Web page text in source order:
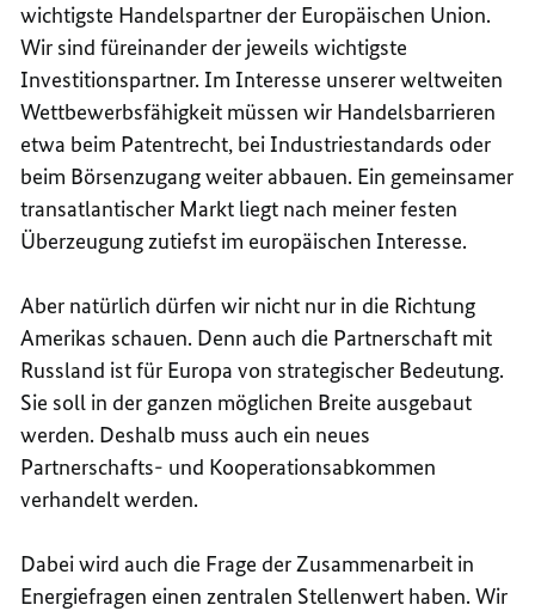
wichtigste Handelspartner der Europäischen Union.
Wir sind füreinander der jeweils wichtigste
Investitionspartner. Im Interesse unserer weltweiten
Wettbewerbsfähigkeit müssen wir Handelsbarrieren
etwa beim Patentrecht, bei Industriestandards oder
beim Börsenzugang weiter abbauen. Ein gemeinsamer
transatlantischer Markt liegt nach meiner festen
Überzeugung zutiefst im europäischen Interesse.
Aber natürlich dürfen wir nicht nur in die Richtung
Amerikas schauen. Denn auch die Partnerschaft mit
Russland ist für Europa von strategischer Bedeutung.
Sie soll in der ganzen möglichen Breite ausgebaut
werden. Deshalb muss auch ein neues
Partnerschafts- und Kooperationsabkommen
verhandelt werden.
Dabei wird auch die Frage der Zusammenarbeit in
Energiefragen einen zentralen Stellenwert haben. Wir